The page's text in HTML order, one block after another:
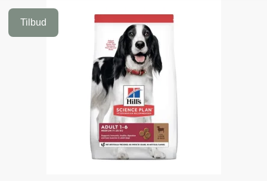
Tilbud